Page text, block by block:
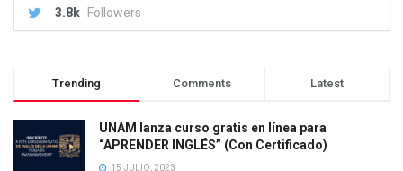
3.8k Followers
Trending Comments Latest
UNAM lanza curso gratis en línea para
“APRENDER INGLÉS” (Con Certificado)
15 JULIO, 2023